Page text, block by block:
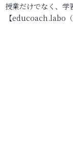
授業だけでなく、学
【educoach.labo